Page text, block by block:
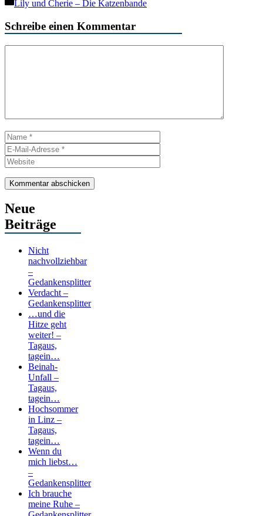
Lily und Cherie – Die Katzenbande
Schreibe einen Kommentar
Name
Mail-
Adresse
Neue
Beiträge
Nicht
nachvollziehbar
–
Gedankensplitter
Verdacht –
Gedankensplitter
…und die
Hitze geht
weiter! –
Tagaus,
tagein…
Beinah-
Unfall –
Tagaus,
tagein…
Hochsommer
in Linz –
Tagaus,
tagein…
Wenn du
mich liebst…
–
Gedankensplitter
Ich brauche
meine Ruhe –